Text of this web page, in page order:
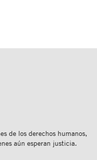
de los derechos humanos,
aún esperan justicia.